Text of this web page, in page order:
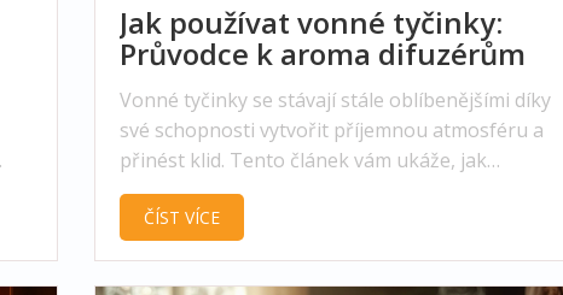
Jak používat vonné tyčinky:
Průvodce k aroma difuzérům
Vonné tyčinky se stávají stále oblíbenějšími díky
své schopnosti vytvořit příjemnou atmosféru a
přinést klid. Tento článek vám ukáže, jak
správně používat vonné tyčinky, jaké druhy
existují, jaké jsou jejich výhody, a také poskytne
dozvíte něco málo o historii a tradicích spojených
ČÍST VÍCE